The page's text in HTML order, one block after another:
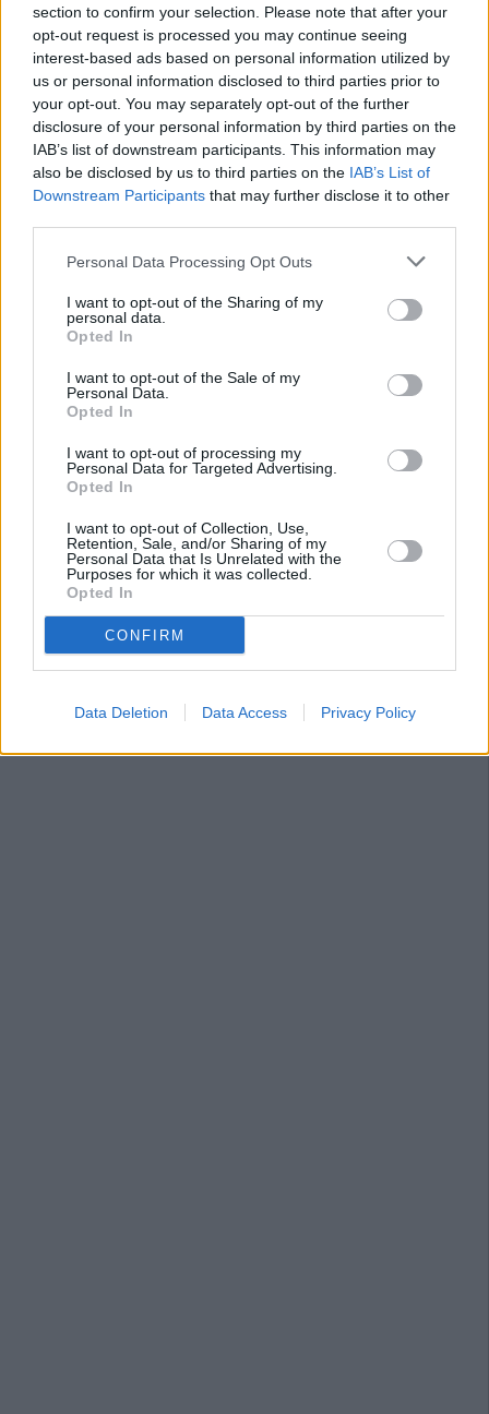
section to confirm your selection. Please note that after your
opt-out request is processed you may continue seeing
interest-based ads based on personal information utilized by
us or personal information disclosed to third parties prior to
your opt-out. You may separately opt-out of the further
disclosure of your personal information by third parties on the
IAB’s list of downstream participants. This information may
also be disclosed by us to third parties on the IAB’s List of
Downstream Participants that may further disclose it to other
Personal Data Processing Opt Outs
I want to opt-out of the Sharing of my
personal data.
Opted In
I want to opt-out of the Sale of my
Personal Data.
Opted In
I want to opt-out of processing my
Personal Data for Targeted Advertising.
Opted In
I want to opt-out of Collection, Use,
Retention, Sale, and/or Sharing of my
Personal Data that Is Unrelated with the
Purposes for which it was collected.
Opted In
CONFIRM
Data Deletion Data Access Privacy Policy
otro proyecto. Inma Cuesta y Raúl Arévalo protagonizan
también Las ovejas no pierden el tren, una comedia
generacional con toques “surrealistas” de Álvaro
Fernández Armero (Todo es mentira), producida por
Morena Films. Candela Peña, Irene Escolar, Alberto San
Juan, Jorge Bosh y Kiti Mánver también figuran en el
reparto de la película, cuyo rodaje arrancó en febrero en la
isla de Gran Canaria y se prolongó ocho semanas entre
Gran Canaria, Madrid y Segovia, con un presupuesto de
tres millones de euros. Los problemas de pareja, la
necesidad de reciclarse son algunas de las situaciones con
las que tienen que lidiar sus personajes, un grupo de